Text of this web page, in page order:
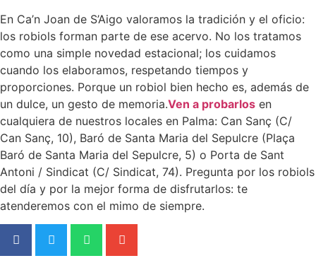
En Ca’n Joan de S’Aigo valoramos la tradición y el oficio:
los robiols forman parte de ese acervo. No los tratamos
como una simple novedad estacional; los cuidamos
cuando los elaboramos, respetando tiempos y
proporciones. Porque un robiol bien hecho es, además de
un dulce, un gesto de memoria.Ven a probarlos en
cualquiera de nuestros locales en Palma: Can Sanç (C/
Can Sanç, 10), Baró de Santa Maria del Sepulcre (Plaça
Baró de Santa Maria del Sepulcre, 5) o Porta de Sant
Antoni / Sindicat (C/ Sindicat, 74). Pregunta por los robiols
del día y por la mejor forma de disfrutarlos: te
atenderemos con el mimo de siempre.